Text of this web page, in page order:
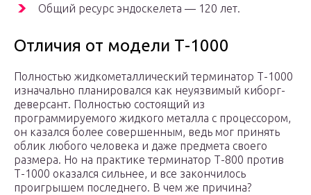
Общий ресурс эндоскелета — 120 лет.
Отличия от модели Т-1000
Полностью жидкометаллический терминатор Т-1000
изначально планировался как неуязвимый киборг-
деверсант. Полностью состоящий из
программируемого жидкого металла с процессором,
он казался более совершенным, ведь мог принять
облик любого человека и даже предмета своего
размера. Но на практике терминатор Т-800 против
Т-1000 оказался сильнее, и все закончилось
проигрышем последнего. В чем же причина?